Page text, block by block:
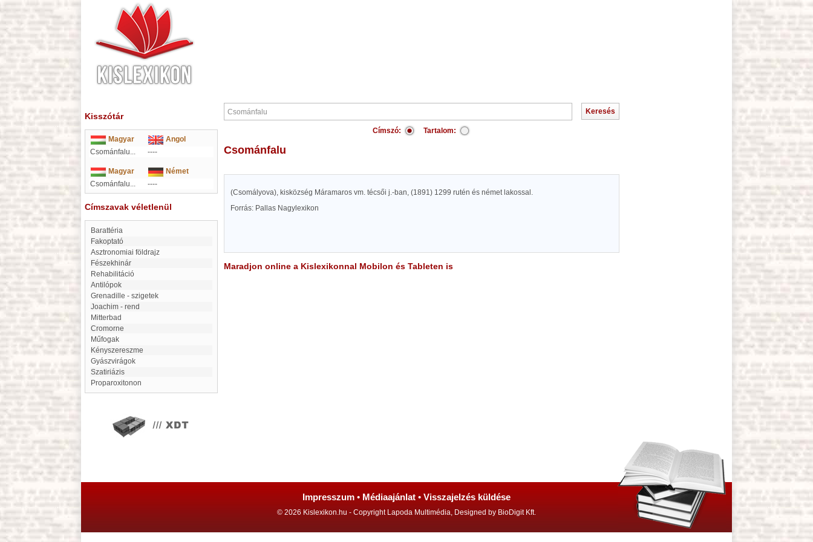
Kisszótár
Magyar
Angol
Csománfalu...
----
Magyar
Német
Csománfalu...
----
Címszavak véletlenül
barattéria
Fakoptató
Asztronomiai földrajz
Fészekhinár
Rehabilitáció
Antilópok
Grenadille - szigetek
Joachim - rend
Mitterbad
Cromorne
Műfogak
Kényszereszme
Gyászvirágok
Szatiriázis
Proparoxitonon
Címszó: Tartalom:
Csománfalu
(Csomályova), kisközség Máramaros vm. técsői j.-ban, (1891) 1299 rutén és német lakossal.
Forrás: Pallas Nagylexikon
Maradjon online a Kislexikonnal Mobilon és Tableten is
Impresszum • Médiaajánlat • Visszajelzés küldése
© 2026 Kislexikon.hu - Copyright Lapoda Multimédia, Designed by BioDigit Kft.